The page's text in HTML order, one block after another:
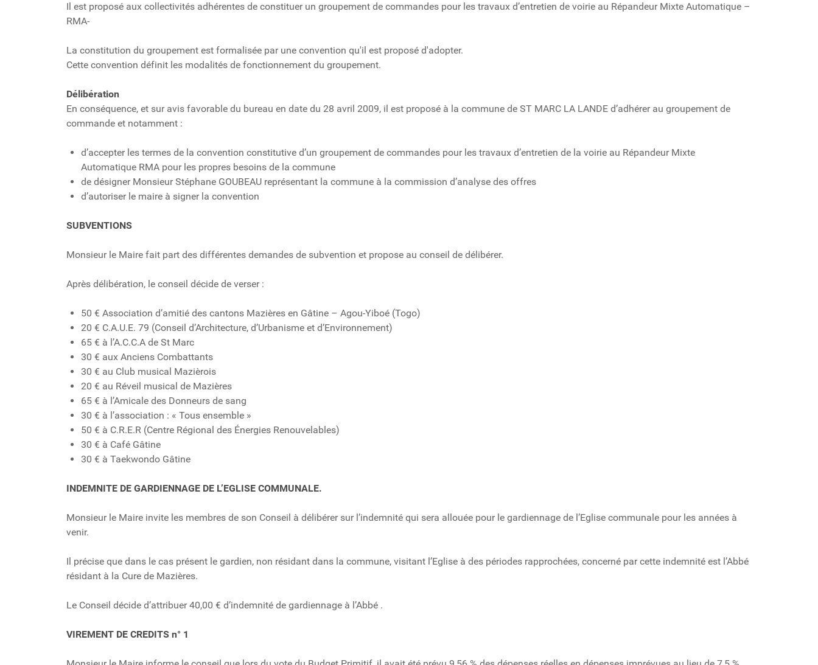
Il est proposé aux collectivités adhérentes de constituer un groupement de commandes pour les travaux d’entretien de voirie au Répandeur Mixte Automatique –
RMA-
La constitution du groupement est formalisée par une convention qu'il est proposé d'adopter.
Cette convention définit les modalités de fonctionnement du groupement.
Délibération
En conséquence, et sur avis favorable du bureau en date du 28 avril 2009, il est proposé à la commune de ST MARC LA LANDE d’adhérer au groupement de
commande et notamment :
d’accepter les termes de la convention constitutive d’un groupement de commandes pour les travaux d’entretien de la voirie au Répandeur Mixte
Automatique RMA pour les propres besoins de la commune
de désigner Monsieur Stéphane GOUBEAU représentant la commune à la commission d’analyse des offres
d’autoriser le maire à signer la convention
SUBVENTIONS
Monsieur le Maire fait part des différentes demandes de subvention et propose au conseil de délibérer.
Après délibération, le conseil décide de verser :
50 € Association d’amitié des cantons Mazières en Gâtine – Agou-Yiboé (Togo)
20 € C.A.U.E. 79 (Conseil d’Architecture, d’Urbanisme et d’Environnement)
65 € à l’A.C.C.A de St Marc
30 € aux Anciens Combattants
30 € au Club musical Mazièrois
20 € au Réveil musical de Mazières
65 € à l’Amicale des Donneurs de sang
30 € à l’association : « Tous ensemble »
50 € à C.R.E.R (Centre Régional des Énergies Renouvelables)
30 € à Café Gâtine
30 € à Taekwondo Gâtine
INDEMNITE DE GARDIENNAGE DE L’EGLISE COMMUNALE.
Monsieur le Maire invite les membres de son Conseil à délibérer sur l’indemnité qui sera allouée pour le gardiennage de l’Eglise communale pour les années à
venir.
Il précise que dans le cas présent le gardien, non résidant dans la commune, visitant l’Eglise à des périodes rapprochées, concerné par cette indemnité est l’Abbé
résidant à la Cure de Mazières.
Le Conseil décide d’attribuer 40,00 € d’indemnité de gardiennage à l’Abbé .
VIREMENT DE CREDITS n° 1